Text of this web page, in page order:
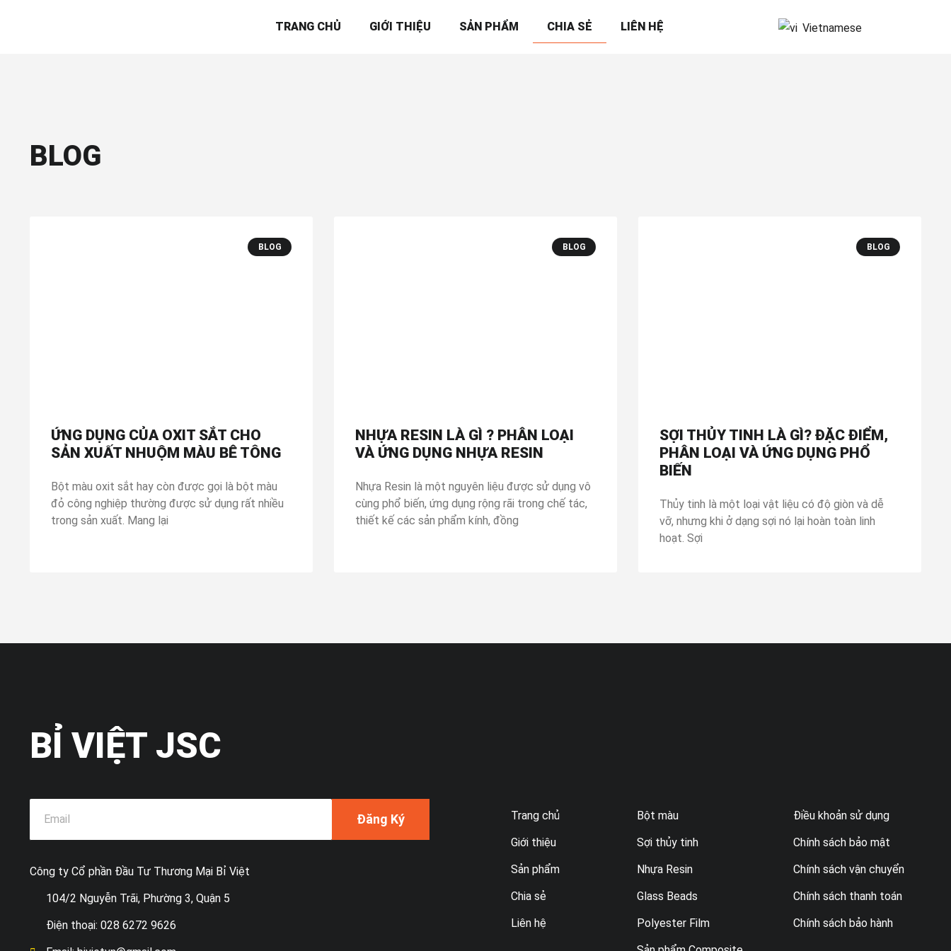
TRANG CHỦ GIỚI THIỆU SẢN PHẨM CHIA SẺ LIÊN HỆ Vietnamese
BLOG
BLOG
ỨNG DỤNG CỦA OXIT SẮT CHO
SẢN XUẤT NHUỘM MÀU BÊ TÔNG
Bột màu oxit sắt hay còn được gọi là bột màu
đỏ công nghiệp thường được sử dụng rất nhiều
trong sản xuất. Mang lại
BLOG
NHỰA RESIN LÀ GÌ ? PHÂN LOẠI
VÀ ỨNG DỤNG NHỰA RESIN
Nhựa Resin là một nguyên liệu được sử dụng vô
cùng phổ biến, ứng dụng rộng rãi trong chế tác,
thiết kế các sản phẩm kính, đồng
BLOG
SỢI THỦY TINH LÀ GÌ? ĐẶC ĐIỂM,
PHÂN LOẠI VÀ ỨNG DỤNG PHỔ
BIẾN
Thủy tinh là một loại vật liệu có độ giòn và dễ
vỡ, nhưng khi ở dạng sợi nó lại hoàn toàn linh
hoạt. Sợi
BỈ VIỆT JSC
Đăng Ký
Công ty Cổ phần Đầu Tư Thương Mại Bỉ Việt
104/2 Nguyễn Trãi, Phường 3, Quận 5
Điện thoại: 028 6272 9626
Trang chủ
Giới thiệu
Sản phẩm
Chia sẻ
Liên hệ
Bột màu
Sợi thủy tinh
Nhựa Resin
Glass Beads
Polyester Film
Điều khoản sử dụng
Chính sách bảo mật
Chính sách vận chuyển
Chính sách thanh toán
Chính sách bảo hành